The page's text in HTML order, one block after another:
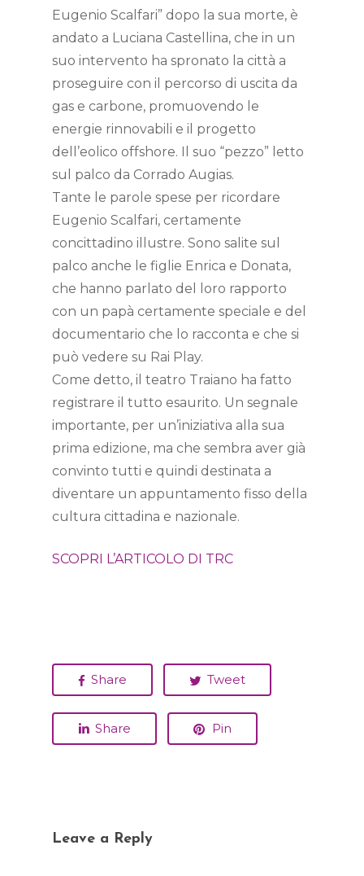
Eugenio Scalfari” dopo la sua morte, è
andato a Luciana Castellina, che in un
suo intervento ha spronato la città a
proseguire con il percorso di uscita da
gas e carbone, promuovendo le
energie rinnovabili e il progetto
dell’eolico offshore. Il suo “pezzo” letto
sul palco da Corrado Augias.
Tante le parole spese per ricordare
Eugenio Scalfari, certamente
concittadino illustre. Sono salite sul
palco anche le figlie Enrica e Donata,
che hanno parlato del loro rapporto
con un papà certamente speciale e del
documentario che lo racconta e che si
può vedere su Rai Play.
Come detto, il teatro Traiano ha fatto
registrare il tutto esaurito. Un segnale
importante, per un’iniziativa alla sua
prima edizione, ma che sembra aver già
convinto tutti e quindi destinata a
diventare un appuntamento fisso della
cultura cittadina e nazionale.
SCOPRI L’ARTICOLO DI TRC
Share Tweet
Share Pin
Leave a Reply